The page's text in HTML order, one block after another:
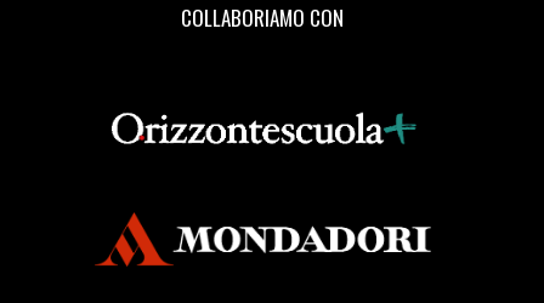
COLLABORIAMO CON